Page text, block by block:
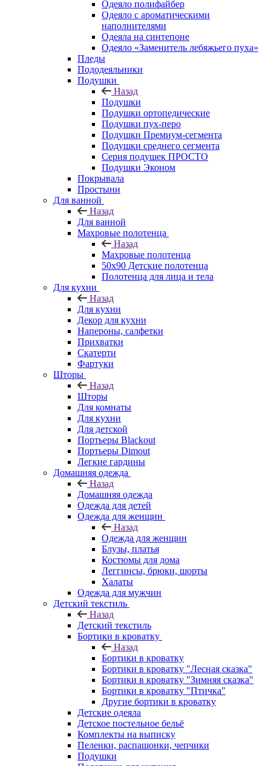
Одеяло полифайбер
Одеяло с ароматическими
наполнителями
Одеяла на синтепоне
Одеяло «Заменитель лебяжьего пуха»
Пледы
Пододеяльники
Подушки
Назад
Подушки
Подушки ортопедические
Подушки пух-перо
Подушки Премиум-сегмента
Подушки среднего сегмента
Серия подушек ПРОСТО
Подушки Эконом
Покрывала
Простыни
Для ванной
Назад
Для ванной
Махровые полотенца
Назад
Махровые полотенца
50х90 Детские полотенца
Полотенца для лица и тела
Для кухни
Назад
Для кухни
Декор для кухни
Напероны, салфетки
Прихватки
Скатерти
Фартуки
Шторы
Назад
Шторы
Для комнаты
Для кухни
Для детской
Портьеры Blackout
Портьеры Dimout
Легкие гардины
Домашняя одежда
Назад
Домашняя одежда
Одежда для детей
Одежда для женщин
Назад
Одежда для женщин
Блузы, платья
Костюмы для дома
Леггинсы, брюки, шорты
Халаты
Одежда для мужчин
Детский текстиль
Назад
Детский текстиль
Бортики в кроватку
Назад
Бортики в кроватку
Бортики в кроватку "Лесная сказка"
Бортики в кроватку "Зимняя сказка"
Бортики в кроватку "Птичка"
Другие бортики в кроватку
Детские одеяла
Детское постельное бельё
Комплекты на выписку
Пеленки, распашонки, чепчики
Подушки